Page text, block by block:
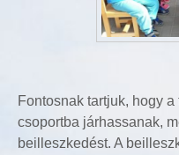
Fontosnak tartjuk, hogy
csoportba járhassanak,
beilleszkedést. A